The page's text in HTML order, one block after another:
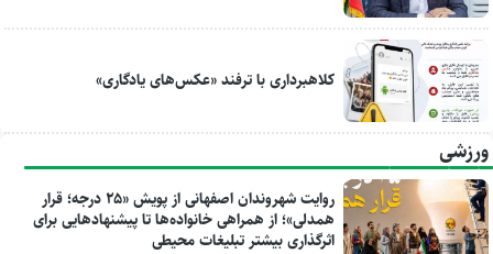
کلاهبرداری با ترفند «عکس‌های یادگاری»
ورزشی
روایت شهروندان اصفهانی از پویش «۲۵ درجه؛ قرار
همدلی»؛ از همراهی خانواده‌ها تا پیشنهادهایی برای
اثرگذاری بیشتر تبلیغات محیطی